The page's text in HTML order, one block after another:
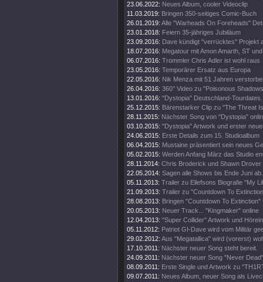
23.06.2022: Neues Album, cooler Videoclip
11.03.2019: Bringen 350-seitiges Comic-Buch
26.01.2019: Alle "Warheads On Foreheads"
23.01.2018: Feiern 35-jähriges Jubiläum
23.09.2016: Dave kündigt "verrücktes" Projekt
18.07.2016: Megatour mit Amon Amarth, ST
06.07.2016: Trommler Chris Adler ist wohl raus
23.05.2016: Temporärer Ersatz aus Europa
22.05.2016: Nik Menza mit 51 Jahren
26.04.2016: 360° Video zu "Poisonous
13.01.2016: "Dystopia" Deutschland-Tourdates.
25.12.2015: Bärenstarker Clip zu "The Threat
28.11.2015: Nächster Song von "Dystopia"
03.10.2015: "Dystopia" Artwork und erster
24.06.2015: Erste Details zum 15. Studioalbum
06.04.2015: Mustaine präsentiert sein neues
05.02.2015: Werden Anfang März das Studio
28.11.2014: Chris Broderick und Shawn
22.05.2014: Sagen alle Shows bis Ende Juni ab.
05.11.2013: Trailer zu Ellefsons Biografie "My
21.09.2013: Trailer zu "Countdown To
28.08.2013: Bringen "Countdown To Extinction"
20.05.2013: Neuer Track... "Kingmaker" online
12.04.2013: "Super Collider" Artwork und
05.11.2012: Patriot GI-Dave wird vom Militär
29.02.2012: Aus "Megatallica" wird (vorerst)
17.10.2011: Nächster neuer Song steht bereit.
24.09.2011: Nächster neuer Song "Never
08.09.2011: Erste Single und Artwork zu
09.07.2011: Neues Album, neuer Song als